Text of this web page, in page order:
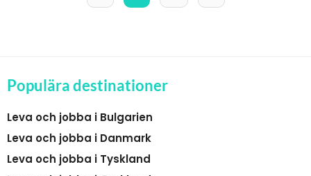
Populära destinationer
Leva och jobba i Bulgarien
Leva och jobba i Danmark
Leva och jobba i Tyskland